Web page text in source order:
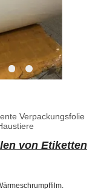
Verpackungsfolie
von Etiketten